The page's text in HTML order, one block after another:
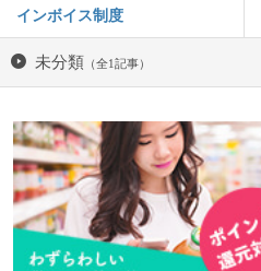
インボイス制度
未分類 （全1記事）